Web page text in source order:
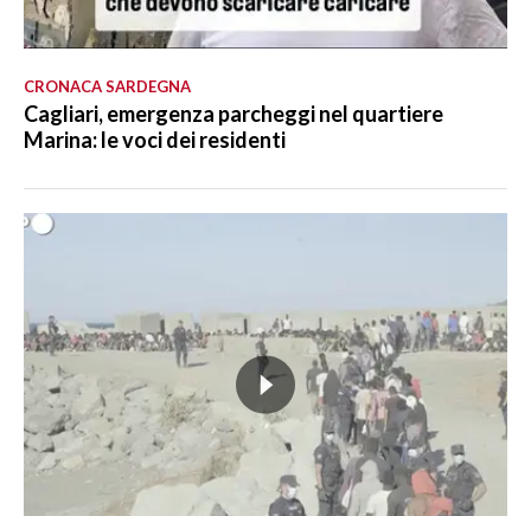
CRONACA SARDEGNA
Cagliari, emergenza parcheggi nel quartiere
Marina: le voci dei residenti